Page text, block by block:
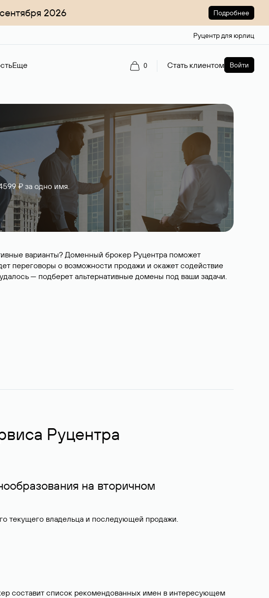
2026 Подробнее
Руцентр для юрлиц
Еще 0 Стать клиентом Войти
₽ за одно имя.
варианты? Доменный брокер Руцентра поможет
переговоры о возможности продажи и окажет содействие
— подберет альтернативные домены под ваши задачи.
Руцентра
на вторичном
текущего владельца и последующей продажи.
составит список рекомендованных имен в интересующем